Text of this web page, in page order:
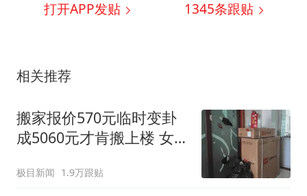
打开APP发贴 1345条跟贴
相关推荐
搬家报价570元临时变卦
成5060元才肯搬上楼 女子
极目新闻 1.9万跟贴